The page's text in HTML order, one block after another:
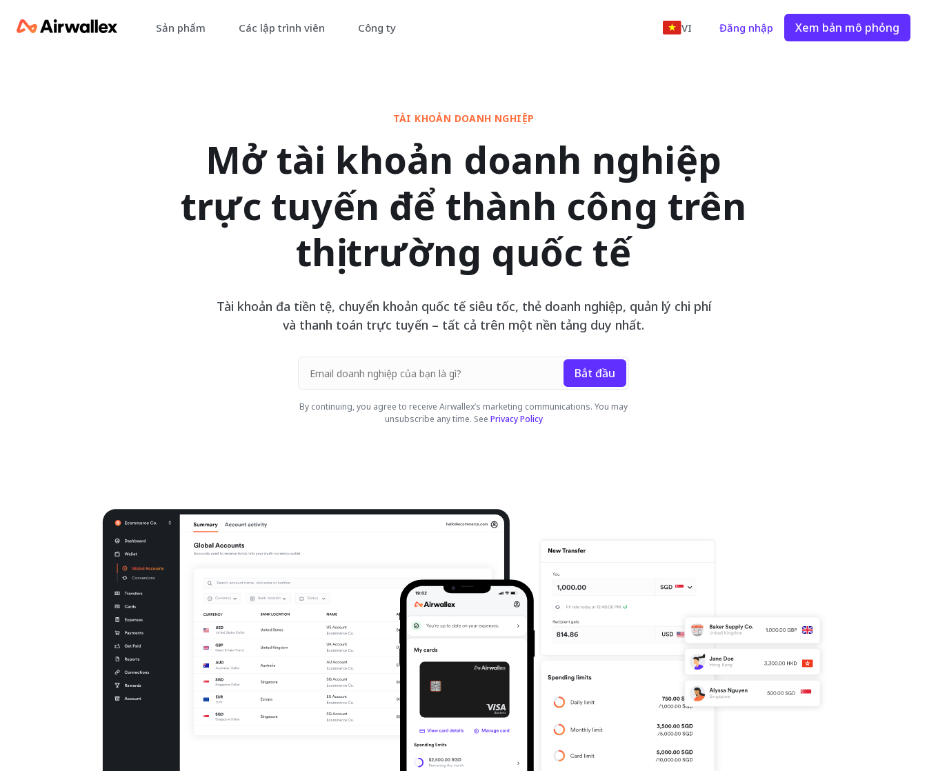
Sản phẩm Các lập trình viên Công ty VI Đăng nhập Xem bản mô phỏng
TÀI KHOẢN DOANH NGHIỆP
Mở tài khoản doanh nghiệp
trực tuyến để thành công trên
thị trường quốc tế
Tài khoản đa tiền tệ, chuyển khoản quốc tế siêu tốc, thẻ doanh nghiệp, quản lý chi phí
và thanh toán trực tuyến – tất cả trên một nền tảng duy nhất.
Bắt đầu
By continuing, you agree to receive Airwallex’s marketing communications. You may
unsubscribe any time. See Privacy Policy